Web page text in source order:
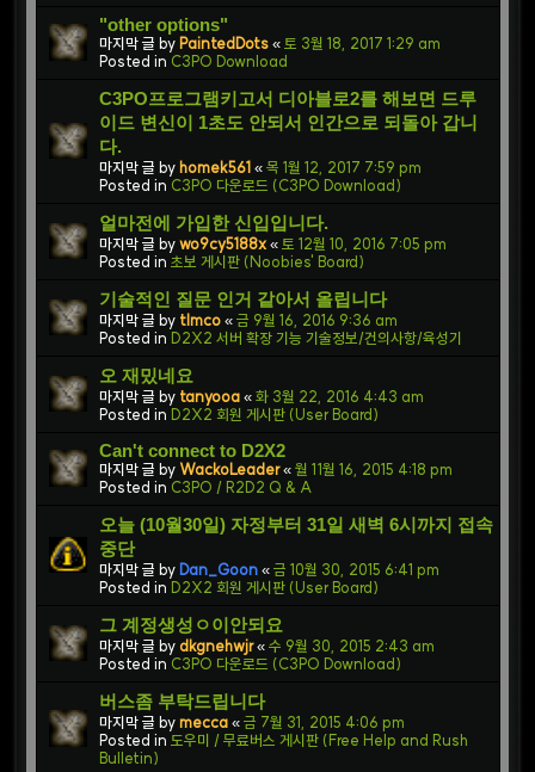
"other options"
마지막 글 by PaintedDots « 토 3월 18, 2017 1:29 am
Posted in C3PO Download
C3PO프로그램키고서 디아블로2를 해보면 드루
이드 변신이 1초도 안되서 인간으로 되돌아 갑니
다.
마지막 글 by homek561 « 목 1월 12, 2017 7:59 pm
Posted in C3PO 다운로드 (C3PO Download)
얼마전에 가입한 신입입니다.
마지막 글 by wo9cy5188x « 토 12월 10, 2016 7:05 pm
Posted in 초보 게시판 (Noobies' Board)
기술적인 질문 인거 같아서 올립니다
마지막 글 by tlmco « 금 9월 16, 2016 9:36 am
Posted in D2X2 서버 확장 기능 기술정보/건의사항/육성기
오 재밌네요
마지막 글 by tanyooa « 화 3월 22, 2016 4:43 am
Posted in D2X2 회원 게시판 (User Board)
Can't connect to D2X2
마지막 글 by WackoLeader« 월 11월 16, 2015 4:18 pm
Posted in C3PO / R2D2 Q & A
오늘 (10월30일) 자정부터 31일 새벽 6시까지 접속
중단
마지막 글 by Dan_Goon « 금 10월 30, 2015 6:41 pm
Posted in D2X2 회원 게시판 (User Board)
그 계정생성ㅇ이안되요
마지막 글 by dkgnehwjr« 수 9월 30, 2015 2:43 am
Posted in C3PO 다운로드 (C3PO Download)
버스좀 부탁드립니다
마지막 글 by mecca « 금 7월 31, 2015 4:06 pm
Posted in 도우미 / 무료버스 게시판 (Free Help and Rush
Bulletin)